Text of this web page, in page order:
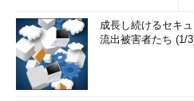
成長し続けるセキ
流出被害者たち (1/